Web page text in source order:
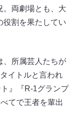
。両劇場とも、大
役割を果たしてい
、所属芸人たちが
イトルと言われ
』『R-1グランプ
てで王者を輩出